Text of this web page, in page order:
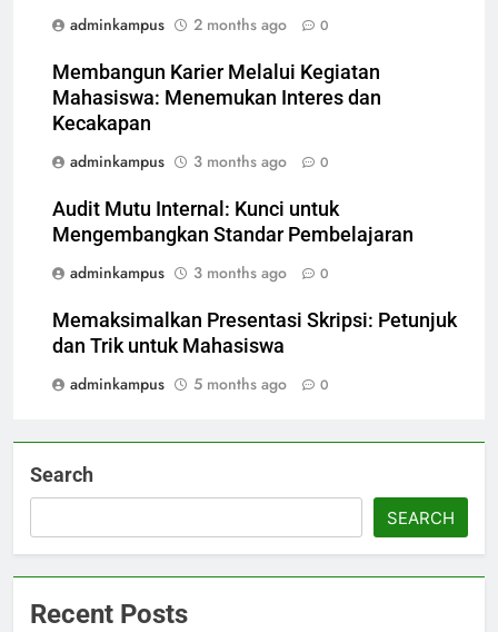
adminkampus
2 months ago 0
Membangun Karier Melalui Kegiatan
Mahasiswa: Menemukan Interes dan
Kecakapan
adminkampus
3 months ago 0
Audit Mutu Internal: Kunci untuk
Mengembangkan Standar Pembelajaran
adminkampus
3 months ago 0
Memaksimalkan Presentasi Skripsi: Petunjuk
dan Trik untuk Mahasiswa
adminkampus
5 months ago 0
Search
SEARCH
Recent Posts